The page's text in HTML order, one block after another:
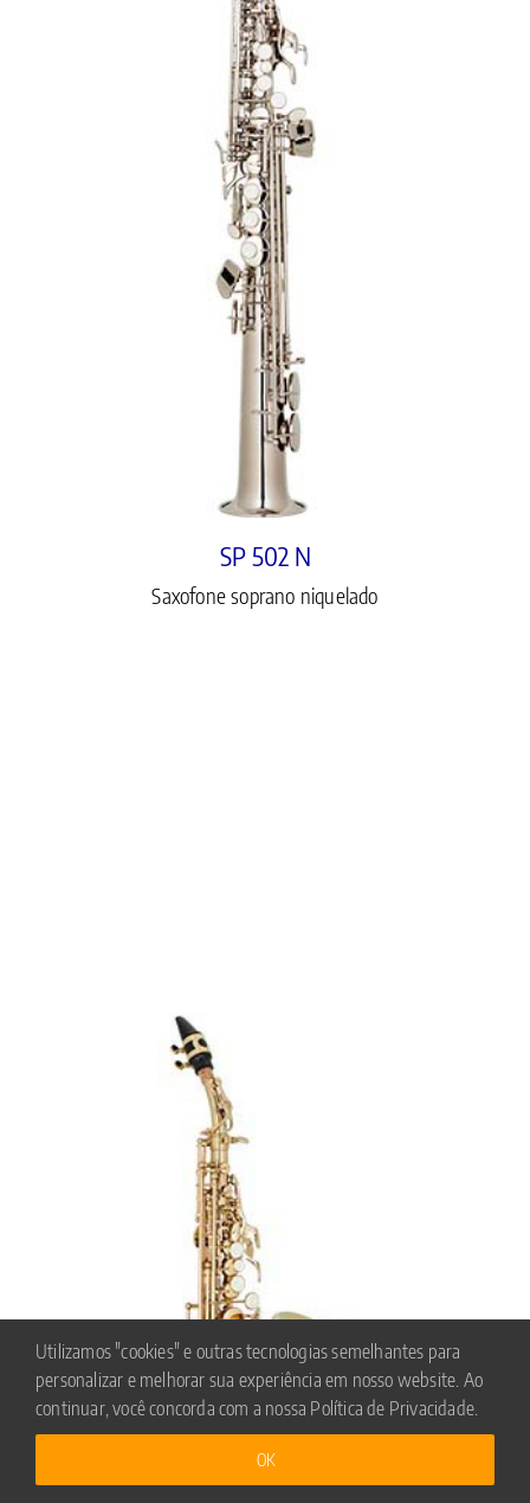
SP 502 N
Saxofone soprano niquelado
Utilizamos "cookies" e outras tecnologias semelhantes para
personalizar e melhorar sua experiência em nosso website. Ao
continuar, você concorda com a nossa Política de Privacidade.
OK